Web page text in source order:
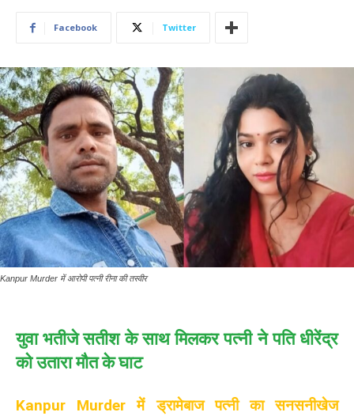
Facebook Twitter
Kanpur Murder में आरोपी पत्नी रीना की तस्वीर
युवा भतीजे सतीश के साथ मिलकर पत्नी ने पति धीरेंद्र
को उतारा मौत के घाट
Kanpur Murder में ड्रामेबाज पत्नी का सनसनीखेज